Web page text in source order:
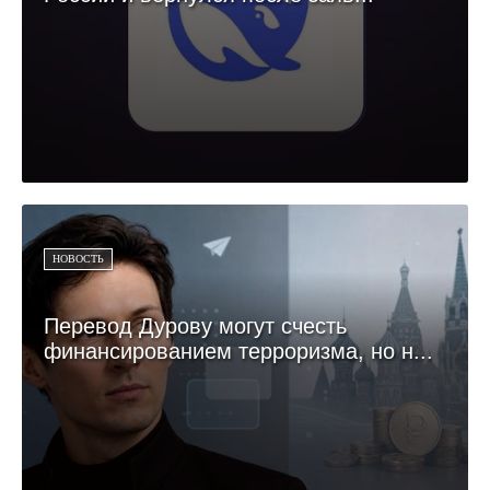
НОВОСТЬ
Перевод Дурову могут счесть
финансированием терроризма, но н...